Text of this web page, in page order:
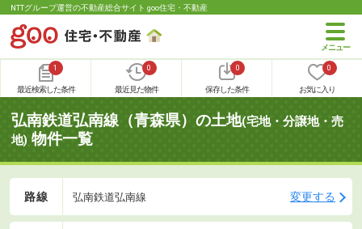
NTTグループ運営の不動産総合サイト goo住宅・不動産
1
最近検索した条件
0
最近見た物件
0
保存した条件
0
お気に入り
弘南鉄道弘南線（青森県）の土地(宅地・分譲地・売
地) 物件一覧
路線 弘南鉄道弘南線 変更する